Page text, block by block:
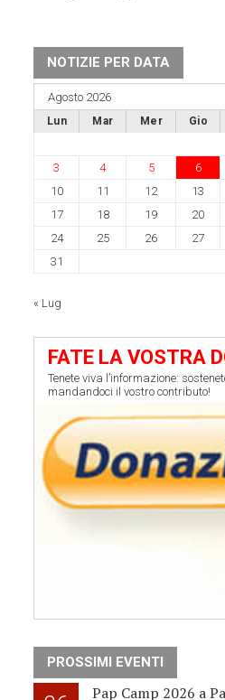
NOTIZIE PER DATA
Agosto 2026
Lun Mar Mer Gio
3
4 5 6
10
11 12 13
17
18 19 20
24
25 26 27
31
« Lug
FATE LA VOSTRA
Tenete viva l’informazione:
mandandoci il vostro contributo!
PROSSIMI EVENTI
Pap Camp 2026 a